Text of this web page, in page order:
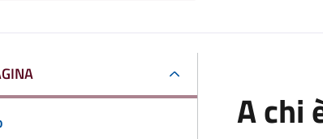
A chi